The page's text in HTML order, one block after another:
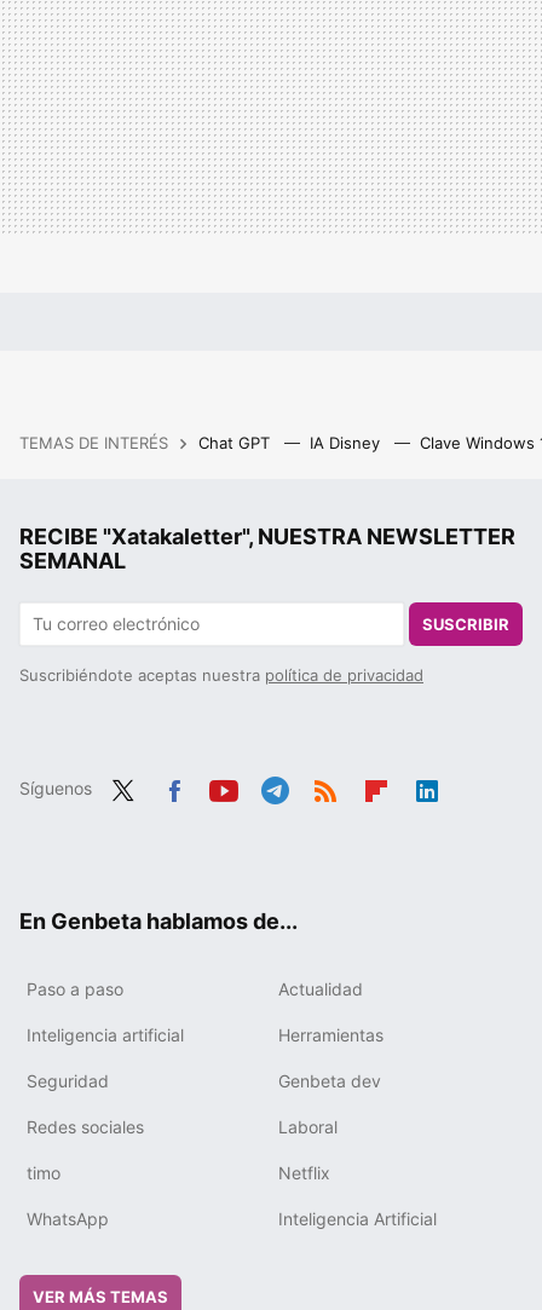
TEMAS DE INTERÉS Chat GPT IA Disney Clave Windows
RECIBE "Xatakaletter", NUESTRA NEWSLETTER
SEMANAL
SUSCRIBIR
Suscribiéndote aceptas nuestra política de privacidad
Síguenos
En Genbeta hablamos de...
Paso a paso Actualidad
Inteligencia artificial Herramientas
Seguridad Genbeta dev
Redes sociales Laboral
timo Netflix
WhatsApp Inteligencia Artificial
VER MÁS TEMAS